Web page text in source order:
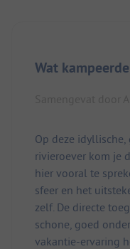
Wat
Op deze
rivieroever kom je
hier vooral te
sfeer en het
zelf. De directe
schone, goed
vakantie-ervaring